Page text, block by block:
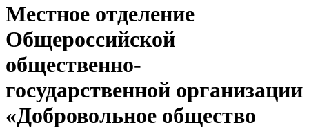
Местное отделение
Общероссийской
общественно-
государственной организации
«Добровольное общество